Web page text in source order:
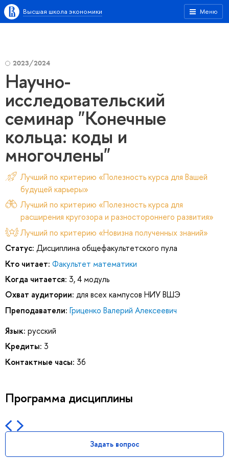
Меню
Высшая школа экономики
2023/2024
Научно-
исследовательский
семинар "Конечные
кольца: коды и
многочлены"
Лучший по критерию «Полезность курса для Вашей
будущей карьеры»
Лучший по критерию «Полезность курса для
расширения кругозора и разностороннего развития»
Лучший по критерию «Новизна полученных знаний»
Статус: Дисциплина общефакультетского пула
Кто читает: Факультет математики
Когда читается: 3, 4 модуль
Охват аудитории: для всех кампусов НИУ ВШЭ
Преподаватели: Гриценко Валерий Алексеевич
Язык: русский
Кредиты: 3
Контактные часы: 36
Программа дисциплины
Задать вопрос